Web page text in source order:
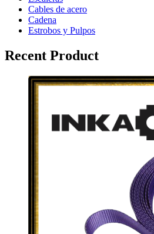
Cables de acero
Cadena
Estrobos y Pulpos
Recent Product